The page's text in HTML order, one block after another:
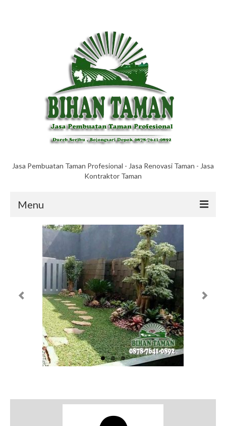
Jasa Pembuatan Taman Profesional - Jasa Renovasi Taman - Jasa
Kontraktor Taman
Menu
Jasa Pembuatan Taman Profesional di
Jabodetabek
Jasa Pembuatan Taman
Kontak Bisnis
Bihan Landscape Gallery